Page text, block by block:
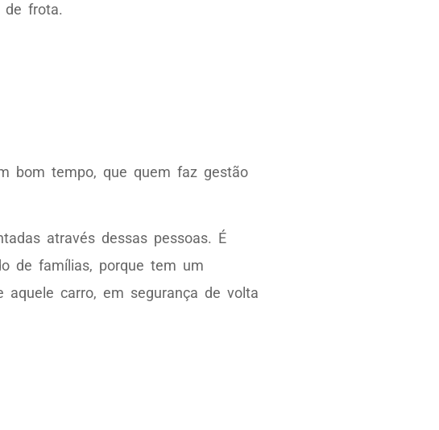
de frota.
bom tempo, que quem faz gestão
através dessas pessoas. É
de famílias, porque tem um
carro, em segurança de volta